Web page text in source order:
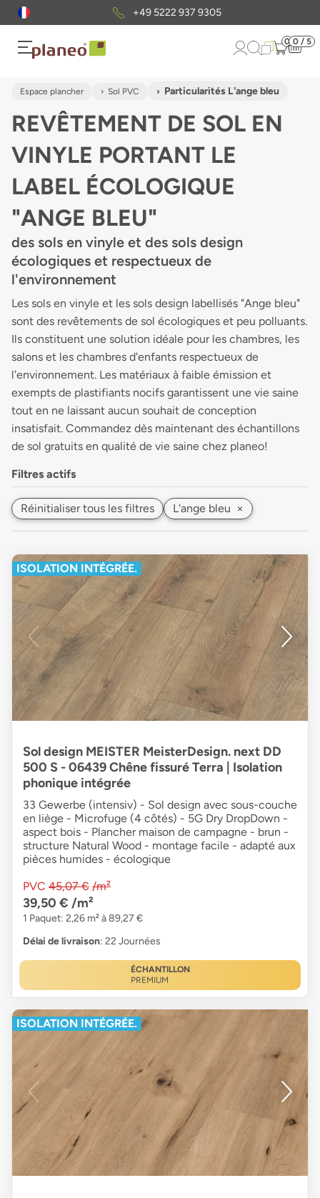
Envoi gratuit d'échantillons
0 0 / 5
Espace plancher Sol PVC Particularités L'ange bleu
REVÊTEMENT DE SOL EN
VINYLE PORTANT LE
LABEL ÉCOLOGIQUE
"ANGE BLEU"
des sols en vinyle et des sols design
écologiques et respectueux de
l'environnement
Les sols en vinyle et les sols design labellisés "Ange bleu"
sont des revêtements de sol écologiques et peu polluants.
Ils constituent une solution idéale pour les chambres, les
salons et les chambres d'enfants respectueux de
l'environnement. Les matériaux à faible émission et
exempts de plastifiants nocifs garantissent une vie saine
tout en ne laissant aucun souhait de conception
insatisfait. Commandez dès maintenant des échantillons
de sol gratuits en qualité de vie saine chez planeo!
Filtres actifs
Réinitialiser tous les filtres L'ange bleu ×
ISOLATION INTÉGRÉE.
Sol design MEISTER MeisterDesign. next DD
500 S - 06439 Chêne fissuré Terra | Isolation
phonique intégrée
33 Gewerbe (intensiv) - Sol design avec sous-couche
en liège - Microfuge (4 côtés) - 5G Dry DropDown -
aspect bois - Plancher maison de campagne - brun -
structure Natural Wood - montage facile - adapté aux
pièces humides - écologique
PVC 45,07 € /m²
39,50 € /m²
1 Paquet: 2,26 m² à 89,27 €
Délai de livraison: 22 Journées
ÉCHANTILLON
PREMIUM
ISOLATION INTÉGRÉE.